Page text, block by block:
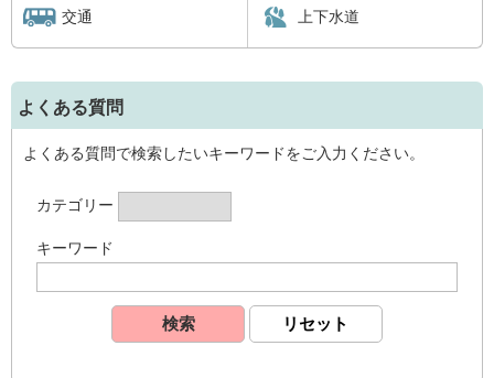
交通 上下水道
よくある質問
よくある質問で検索したいキーワードをご入力ください。
カテゴリー
キーワード